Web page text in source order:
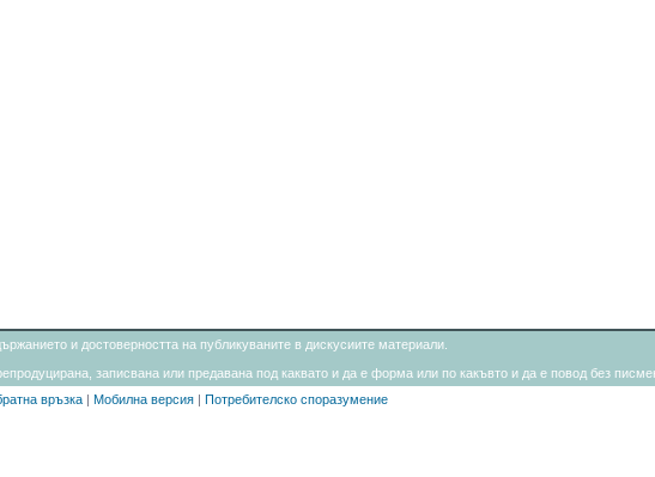
и достоверността на публикуваните в дискусиите материали.
записвана или предавана под каквато и да е форма или по какъвто и да е повод без
връзка | Мобилна версия | Потребителско споразумение